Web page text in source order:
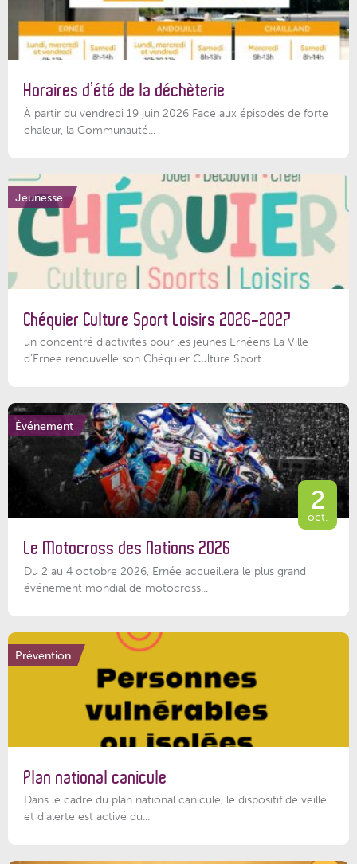
Horaires d’été de la déchèterie
À partir du vendredi 19 juin 2026 Face aux épisodes de forte
chaleur, la Communauté...
Jeunesse
Chéquier Culture Sport Loisirs 2026-2027
un concentré d’activités pour les jeunes Ernéens La Ville
d’Ernée renouvelle son Chéquier Culture Sport...
Événement
2
oct.
Le Motocross des Nations 2026
Du 2 au 4 octobre 2026, Ernée accueillera le plus grand
événement mondial de motocross...
Prévention
Plan national canicule
Dans le cadre du plan national canicule, le dispositif de veille
et d’alerte est activé du...